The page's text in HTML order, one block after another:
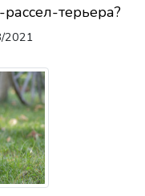
терьера?
2021